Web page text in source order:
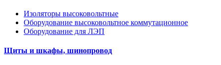
Изоляторы высоковольтные
Оборудование высоковольтное коммутационное
Оборудование для ЛЭП
Щиты и шкафы, шинопровод